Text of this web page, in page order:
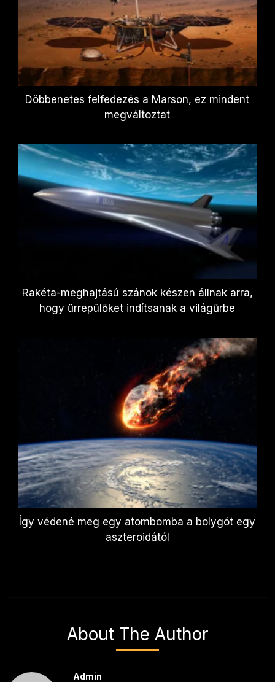
Döbbenetes felfedezés a Marson, ez mindent
megváltoztat
Rakéta-meghajtású szánok készen állnak arra,
hogy űrrepülőket indítsanak a világűrbe
Így védené meg egy atombomba a bolygót egy
aszteroidától
About The Author
Admin